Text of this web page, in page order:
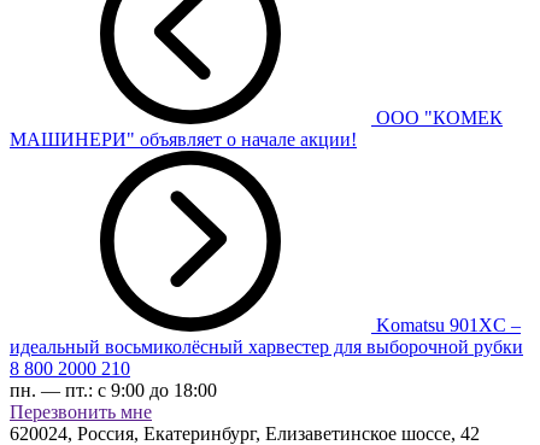
ООО "КОМЕК
МАШИНЕРИ" объявляет о начале акции!
Komatsu 901XC –
идеальный восьмиколёсный харвестер для выборочной рубки
8 800 2000 210
пн. — пт.: с 9:00 до 18:00
Перезвонить мне
620024, Россия, Екатеринбург, Елизаветинское шоссе, 42